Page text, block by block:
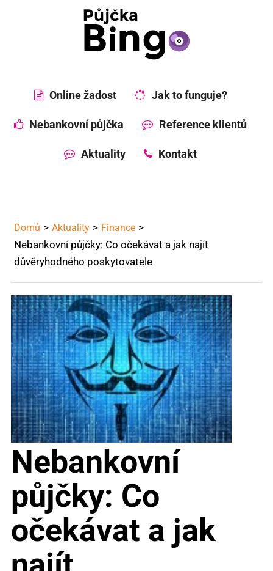
Online žadost Jak to funguje?
Nebankovní půjčka Reference klientů
Aktuality Kontakt
Domů Aktuality Finance
Nebankovní půjčky: Co očekávat a jak najít
důvěryhodného poskytovatele
Nebankovní
půjčky: Co
očekávat a jak